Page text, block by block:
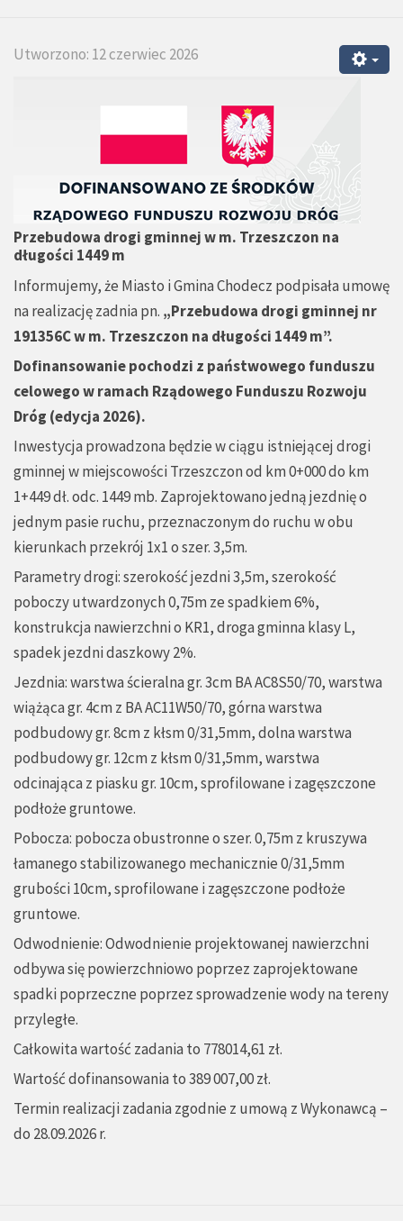
Utworzono: 12 czerwiec 2026
Przebudowa drogi gminnej w m. Trzeszczon na
długości 1449 m
Informujemy, że Miasto i Gmina Chodecz podpisała umowę
na realizację zadnia pn. „Przebudowa drogi gminnej nr
191356C w m. Trzeszczon na długości 1449 m”.
Dofinansowanie pochodzi z państwowego funduszu
celowego w ramach Rządowego Funduszu Rozwoju
Dróg (edycja 2026).
Inwestycja prowadzona będzie w ciągu istniejącej drogi
gminnej w miejscowości Trzeszczon od km 0+000 do km
1+449 dł. odc. 1449 mb. Zaprojektowano jedną jezdnię o
jednym pasie ruchu, przeznaczonym do ruchu w obu
kierunkach przekrój 1x1 o szer. 3,5m.
Parametry drogi: szerokość jezdni 3,5m, szerokość
poboczy utwardzonych 0,75m ze spadkiem 6%,
konstrukcja nawierzchni o KR1, droga gminna klasy L,
spadek jezdni daszkowy 2%.
Jezdnia: warstwa ścieralna gr. 3cm BA AC8S50/70, warstwa
wiążąca gr. 4cm z BA AC11W50/70, górna warstwa
podbudowy gr. 8cm z kłsm 0/31,5mm, dolna warstwa
podbudowy gr. 12cm z kłsm 0/31,5mm, warstwa
odcinająca z piasku gr. 10cm, sprofilowane i zagęszczone
podłoże gruntowe.
Pobocza: pobocza obustronne o szer. 0,75m z kruszywa
łamanego stabilizowanego mechanicznie 0/31,5mm
grubości 10cm, sprofilowane i zagęszczone podłoże
gruntowe.
Odwodnienie: Odwodnienie projektowanej nawierzchni
odbywa się powierzchniowo poprzez zaprojektowane
spadki poprzeczne poprzez sprowadzenie wody na tereny
przyległe.
Całkowita wartość zadania to 778014,61 zł.
Wartość dofinansowania to 389 007,00 zł.
Termin realizacji zadania zgodnie z umową z Wykonawcą –
do 28.09.2026 r.